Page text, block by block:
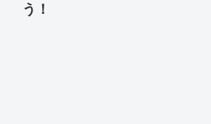
う！